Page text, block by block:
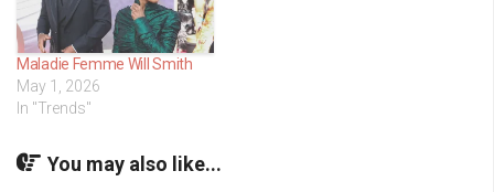
Maladie Femme Will Smith
May 1, 2026
In "Trends"
You may also like...